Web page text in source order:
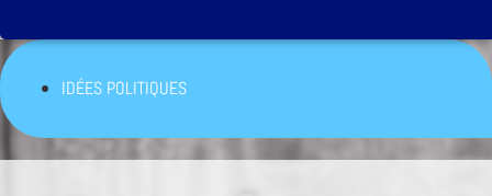
IDÉES POLITIQUES